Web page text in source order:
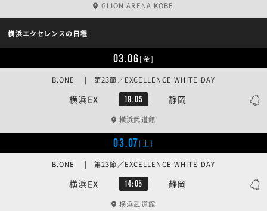
GLION ARENA KOBE
横浜エクセレンスの日程
03.06[金]
横浜EX 19:05 静岡
B.ONE | 第23節／EXCELLENCE WHITE DAY
横浜武道館
03.07[土]
横浜EX 14:05 静岡
B.ONE | 第23節／EXCELLENCE WHITE DAY
横浜武道館